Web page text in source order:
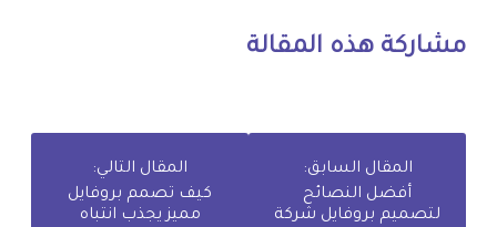
مشاركة هذه المقالة
المقال السابق:
أفضل النصائح
لتصميم بروفايل شركة
المقال التالي:
كيف تصمم بروفايل
مميز يجذب انتباه